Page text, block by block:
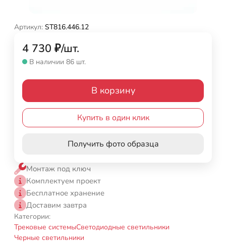
Артикул: ST816.446.12
4 730 ₽/шт.
В наличии 86 шт.
В корзину
Купить в один клик
Получить фото образца
Монтаж под ключ
Комплектуем проект
Бесплатное хранение
Доставим завтра
Категории:
Трековые системыСветодиодные светильники
Черные светильники